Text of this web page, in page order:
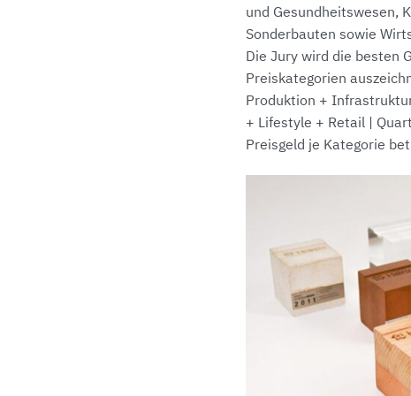
und Gesundheitswesen,
Sonderbauten sowie
Die Jury wird die besten
Preiskategorien
Produktion +
+ Lifestyle + Retail |
Preisgeld je Kategorie